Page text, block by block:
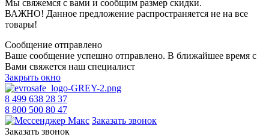
Мы свяжемся с вами и сообщим размер скидки.
ВАЖНО! Данное предложение распространяется не на все
товары!
Сообщение отправлено
Ваше сообщение успешно отправлено. В ближайшее время с
Вами свяжется наш специалист
Закрыть окно
8 499 638 28 37
8 800 500 80 47
Заказать звонок
Заказать звонок